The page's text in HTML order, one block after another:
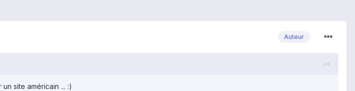
Auteur
site américain ... :)